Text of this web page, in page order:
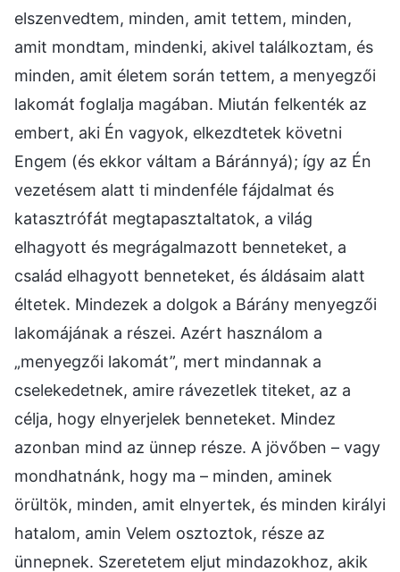
elszenvedtem, minden, amit tettem, minden,
amit mondtam, mindenki, akivel találkoztam, és
minden, amit életem során tettem, a menyegzői
lakomát foglalja magában. Miután felkenték az
embert, aki Én vagyok, elkezdtetek követni
Engem (és ekkor váltam a Báránnyá); így az Én
vezetésem alatt ti mindenféle fájdalmat és
katasztrófát megtapasztaltatok, a világ
elhagyott és megrágalmazott benneteket, a
család elhagyott benneteket, és áldásaim alatt
éltetek. Mindezek a dolgok a Bárány menyegzői
lakomájának a részei. Azért használom a
„menyegzői lakomát”, mert mindannak a
cselekedetnek, amire rávezetlek titeket, az a
célja, hogy elnyerjelek benneteket. Mindez
azonban mind az ünnep része. A jövőben – vagy
mondhatnánk, hogy ma – minden, aminek
örültök, minden, amit elnyertek, és minden királyi
hatalom, amin Velem osztoztok, része az
ünnepnek. Szeretetem eljut mindazokhoz, akik